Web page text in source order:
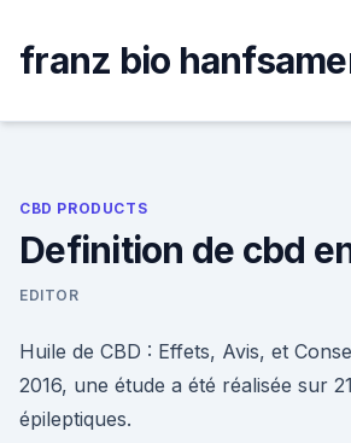
content
franz bio
CBD PRODUCTS
Definition de cbd
EDITOR
Huile de CBD : Effets, Avis, et
2016, une étude a été réalisée sur
épileptiques.